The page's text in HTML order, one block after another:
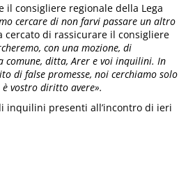
il consigliere regionale della Lega
cercare di non farvi passare un altro
cercato di rassicurare il consigliere
con una mozione, di
comune, ditta, Arer e voi inquilini. In
di false promesse, noi cerchiamo solo
vostro diritto avere».
inquilini presenti all’incontro di ieri